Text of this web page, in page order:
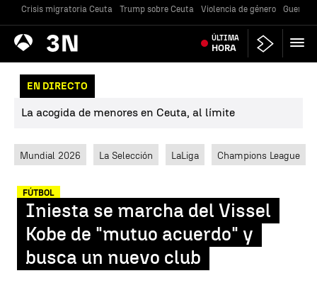
Crisis migratoria Ceuta Trump sobre Ceuta Violencia de género Guerra
Antena
3 Noticias ÚLTIMA
HORA
EN DIRECTO
La acogida de menores en Ceuta, al límite
Mundial 2026 La Selección LaLiga Champions League
FÚTBOL
Iniesta se marcha del Vissel
Kobe de "mutuo acuerdo" y
busca un nuevo club